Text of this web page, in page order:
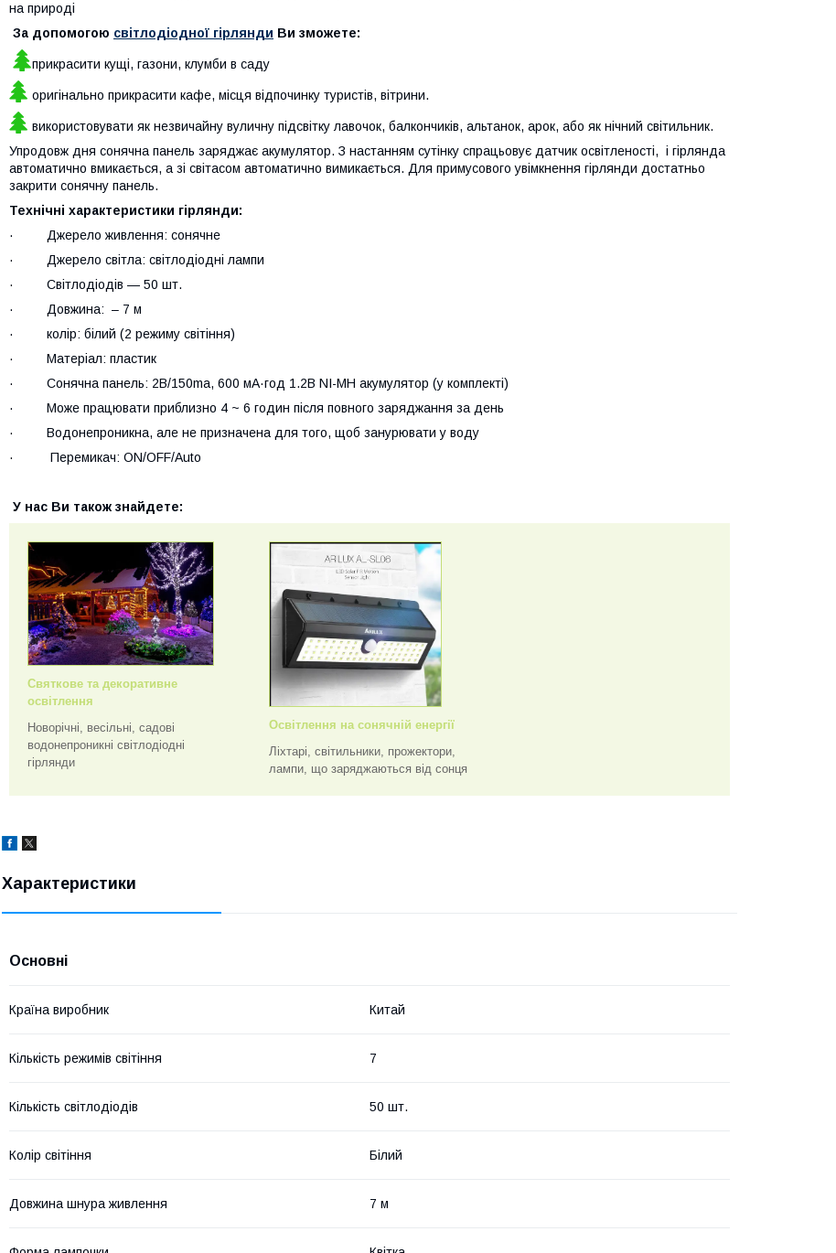
на природі
За допомогою світлодіодної гірлянди Ви зможете:
прикрасити кущі, газони, клумби в саду
оригінально прикрасити кафе, місця відпочинку туристів, вітрини.
використовувати як незвичайну вуличну підсвітку лавочок, балкончиків, альтанок, арок, або як нічний світильник.
Упродовж дня сонячна панель заряджає акумулятор. З настанням сутінку спрацьовує датчик освітленості, і гірлянда
автоматично вмикається, а зі світасом автоматично вимикається. Для примусового увімкнення гірлянди достатньо
закрити сонячну панель.
Технічні характеристики гірлянди:
· Джерело живлення: сонячне
· Джерело світла: світлодіодні лампи
· Світлодіодів — 50 шт.
· Довжина: – 7 м
· колір: білий (2 режиму світіння)
· Матеріал: пластик
· Сонячна панель: 2В/150ma, 600 мА·год 1.2В NI-MH акумулятор (у комплекті)
· Може працювати приблизно 4 ~ 6 годин після повного заряджання за день
· Водонепроникна, але не призначена для того, щоб занурювати у воду
· Перемикач: ON/OFF/Auto
У нас Ви також знайдете:
Святкове та декоративне
освітлення
Новорічні, весільні, садові
водонепроникні світлодіодні
гірлянди
Освітлення на сонячній енергії
Ліхтарі, світильники, прожектори,
лампи, що заряджаються від сонця
Характеристики
Основні
Країна виробник Китай
Кількість режимів світіння 7
Кількість світлодіодів 50 шт.
Колір світіння Білий
Довжина шнура живлення 7 м